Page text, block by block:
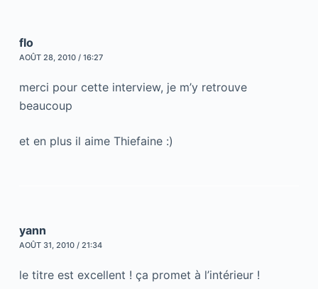
flo
AOÛT 28, 2010 / 16:27
merci pour cette interview, je m’y retrouve
beaucoup
et en plus il aime Thiefaine :)
yann
AOÛT 31, 2010 / 21:34
le titre est excellent ! ça promet à l’intérieur !